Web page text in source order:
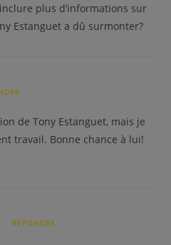
plus d’informations sur
Estanguet a dû surmonter?
de Tony Estanguet, mais je
travail. Bonne chance à lui!
RÉPONDRE